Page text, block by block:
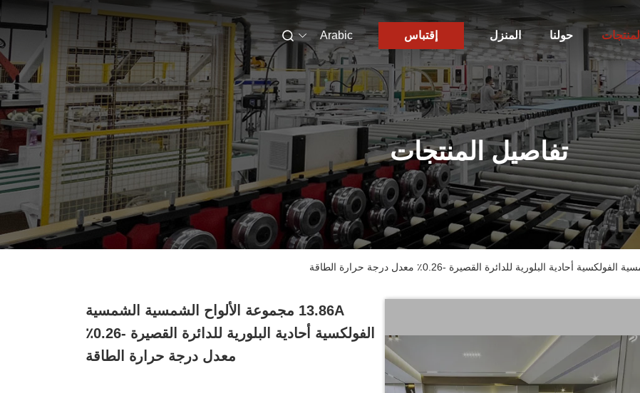
المنزل حولنا المنتجات إقتباس Arabic
تفاصيل المنتجات
13.86A مجموعة الألواح الشمسية الشمسية
الفولكسية أحادية البلورية للدائرة القصيرة -0.26٪
معدل درجة حرارة الطاقة